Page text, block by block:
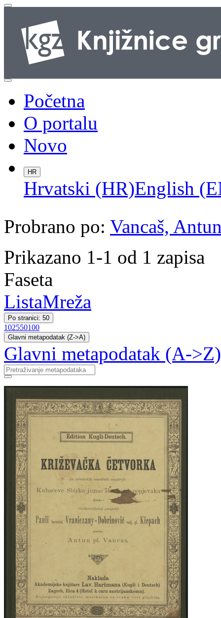
Početna
O portalu
Novo
HR
Hrvatski (HR)English
Probrano po: Vancaš,
Prikazano 1-1 od 1 zapisa
Faseta
ListaMreža
Po stranici: 50
102550100
Glavni metapodatak (Z->A)
Glavni metapodatak (A->Z)